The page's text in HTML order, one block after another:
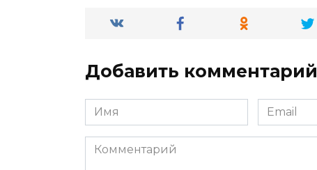
Добавить комментарий
Имя
*
Email
*
Комментарий